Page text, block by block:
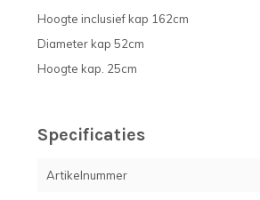
Hoogte inclusief kap 162cm
Diameter kap 52cm
Hoogte kap. 25cm
Specificaties
Artikelnummer